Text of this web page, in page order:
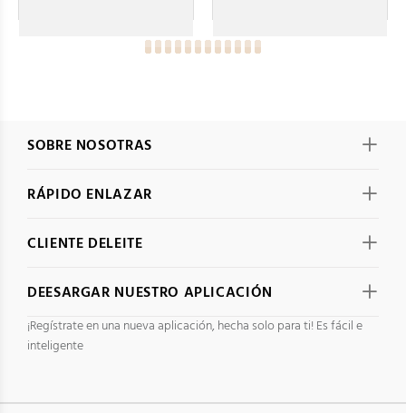
SOBRE NOSOTRAS
RÁPIDO ENLAZAR
CLIENTE DELEITE
DEESARGAR NUESTRO APLICACIÓN
¡Regístrate en una nueva aplicación, hecha solo para ti! Es fácil e
inteligente